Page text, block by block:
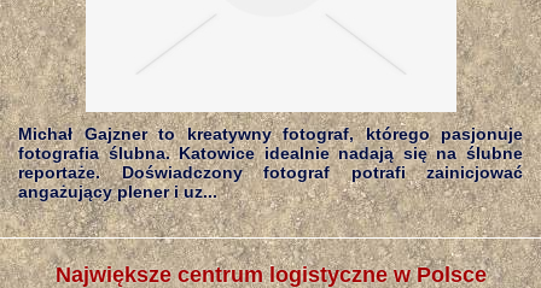
Michał Gajzner to kreatywny fotograf, którego pasjonuje
fotografia ślubna. Katowice idealnie nadają się na ślubne
reportaże. Doświadczony fotograf potrafi zainicjować
angażujący plener i uz...
Największe centrum logistyczne w Polsce